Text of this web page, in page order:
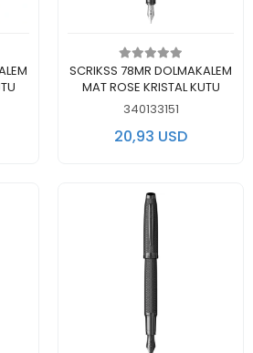
Add to cart
SCRIKSS 78MR DOLMAKALEM
MAT ROSE KRISTAL KUTU
340133151
20,93 USD